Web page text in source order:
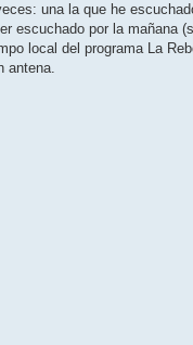
una la que he
escuchado por la mañana
local del programa La
antena.